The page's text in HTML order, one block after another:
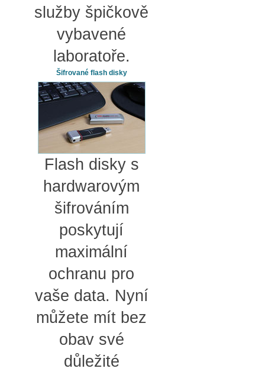
služby špičkově
vybavené
laboratoře.
Šifrované flash disky
Flash disky s
hardwarovým
šifrováním
poskytují
maximální
ochranu pro
vaše data. Nyní
můžete mít bez
obav své
důležité